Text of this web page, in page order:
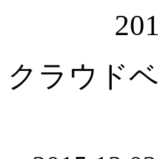
クラウド